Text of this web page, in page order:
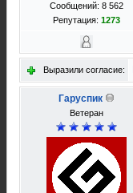
Сообщений: 8 562
Репутация: 1273
Выразили согласие:
Гаруспик
Ветеран